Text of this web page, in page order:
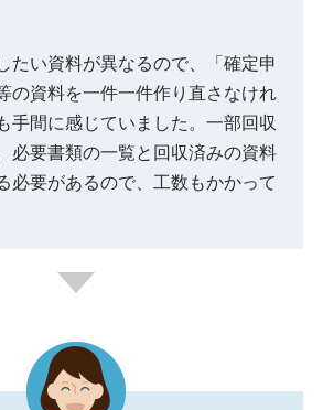
たい資料が異なるので、「確定申
の資料を一件一件作り直さなけれ
手間に感じていました。一部回収
必要書類の一覧と回収済みの資料
必要があるので、工数もかかって